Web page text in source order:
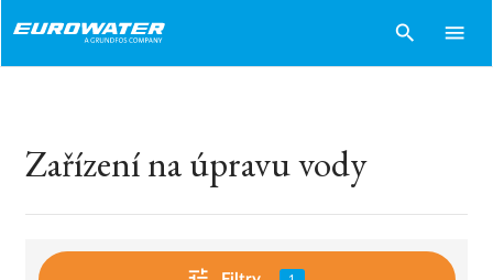
search menu
Zařízení na úpravu vody